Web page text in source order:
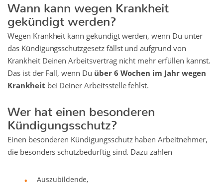
Wann kann wegen Krankheit
gekündigt werden?
Wegen Krankheit kann gekündigt werden, wenn Du unter
das Kündigungsschutzgesetz fällst und aufgrund von
Krankheit Deinen Arbeitsvertrag nicht mehr erfüllen kannst.
Das ist der Fall, wenn Du über 6 Wochen im Jahr wegen
Krankheit bei Deiner Arbeitsstelle fehlst.
Wer hat einen besonderen
Kündigungsschutz?
Einen besonderen Kündigungsschutz haben Arbeitnehmer,
die besonders schutzbedürftig sind. Dazu zählen
Auszubildende,